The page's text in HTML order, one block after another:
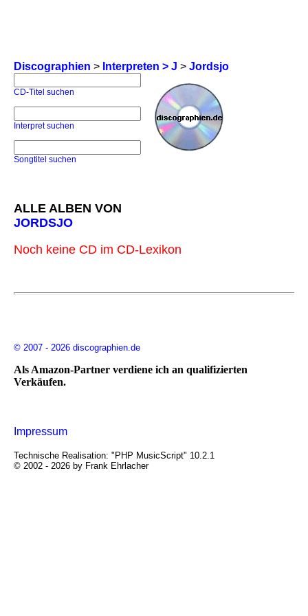
Discographien > Interpreten > J > Jordsjo
CD-Titel suchen
Interpret suchen
Songtitel suchen
ALLE ALBEN VON
JORDSJO
Noch keine CD im CD-Lexikon
© 2007 - 2026 discographien.de
Als Amazon-Partner verdiene ich an qualifizierten
Verkäufen.
Impressum
Technische Realisation: "PHP MusicScript" 10.2.1
© 2002 - 2026 by Frank Ehrlacher